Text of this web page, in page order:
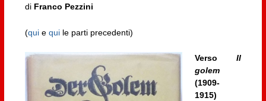
di Franco Pezzini
(quie quile parti precedenti)
Verso Il
golem
(1909-
1915)